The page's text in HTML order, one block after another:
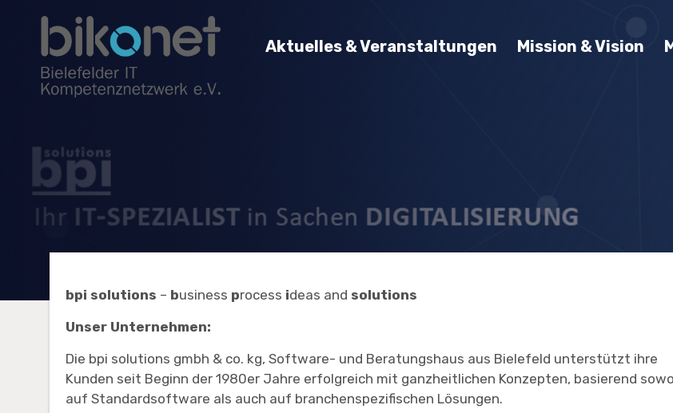
Aktuelles & Veranstaltungen Mission & Vision
bpi solutions – business process ideas and solutions
Unser Unternehmen:
Die bpi solutions gmbh & co. kg, Software- und Beratungshaus aus Bielefeld unterstützt ihre
Kunden seit Beginn der 1980er Jahre erfolgreich mit ganzheitlichen Konzepten, basierend
auf Standardsoftware als auch auf branchenspezifischen Lösungen.